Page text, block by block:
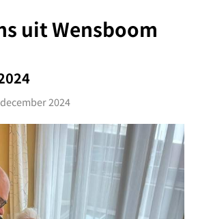
uit Wensboom
2024